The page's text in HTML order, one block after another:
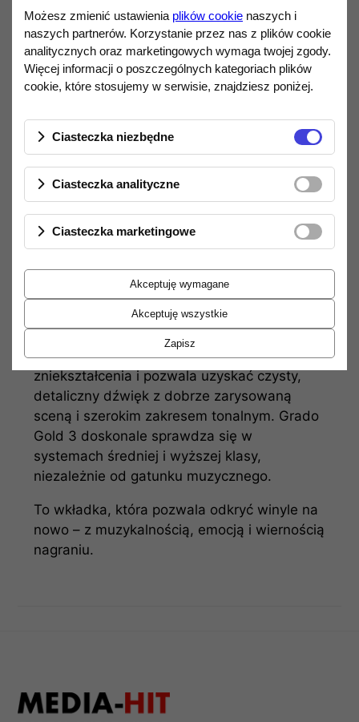
Pasmo przenoszenia:10 – 60 000 Hz
Poziom wyjściowy: 5 mV przy 1 kHz, 5
cm/s
kΩ
Szlif igły:eliptyczny
Wspornik:czteroelementowy OTL
Zalecana siła nacisku:1,5 g
Wymienna igła:tak
Masa wkładki:5,5 g
Technologia OTL redukuje rezonanse, obniża
zniekształcenia i pozwala uzyskać czysty,
detaliczny dźwięk z dobrze zarysowaną
sceną i szerokim zakresem tonalnym. Grado
Gold 3 doskonale sprawdza się w
systemach średniej i wyższej klasy,
niezależnie od gatunku muzycznego.
To wkładka, która pozwala odkryć winyle na
nowo – z muzykalnością, emocją i wiernością
nagraniu.
Możesz zmienić ustawienia plików cookie naszych i
naszych partnerów. Korzystanie przez nas z plików cookie
analitycznych oraz marketingowych wymaga twojej zgody.
Więcej informacji o poszczególnych kategoriach plików
cookie, które stosujemy w serwisie, znajdziesz poniżej.
Ciasteczka niezbędne
Ciasteczka analityczne
Ciasteczka marketingowe
Akceptuję wymagane
Akceptuję wszystkie
Zapisz